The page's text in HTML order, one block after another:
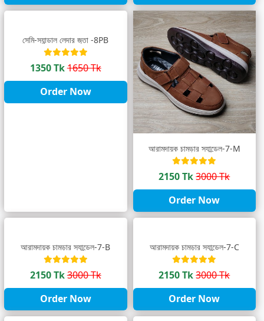
সেমি-স্যান্ডাল লেদার জুতা -8PB
1350 Tk1650 Tk
Order Now
আরামদায়ক চামড়ার স্যান্ডেল-7-M
2150 Tk3000 Tk
Order Now
আরামদায়ক চামড়ার স্যান্ডেল-7-B
2150 Tk3000 Tk
Order Now
আরামদায়ক চামড়ার স্যান্ডেল-7-C
2150 Tk3000 Tk
Order Now